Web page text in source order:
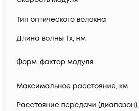
Тип оптического волокна
Длина волны Tx, нм
Форм-фактор модуля
Максимальное расстояние, км
Расстояние передачи (диапазон),